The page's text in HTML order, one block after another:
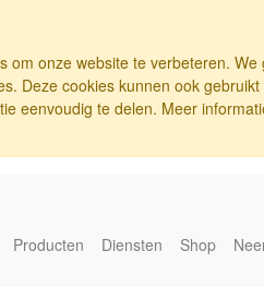
om onze website te verbeteren. We
Deze cookies kunnen ook
eenvoudig te delen. Meer
Producten Diensten Shop